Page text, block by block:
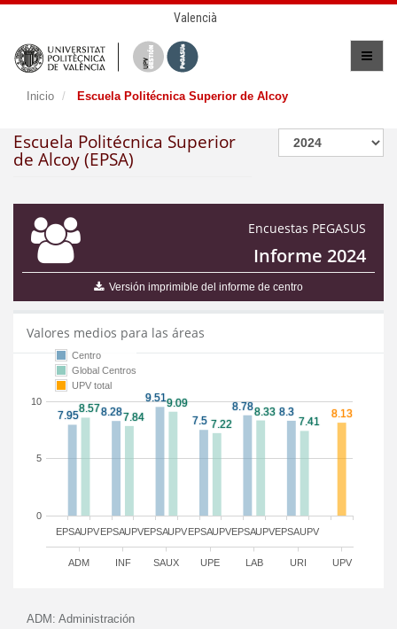
Valencià
Inicio Escuela Politécnica Superior de Alcoy
Escuela Politécnica Superior
de Alcoy (EPSA)
Encuestas PEGASUS
Informe 2024
Versión imprimible del informe de centro
Valores medios para las áreas
EPSA EPSA EPSA EPSA EPSA EPSA
UPV UPV UPV UPV UPV UPV
ADM INF SAUX UPE LAB URI UPV
0
5
10
Centro
Global Centros
UPV total
ADM: Administración